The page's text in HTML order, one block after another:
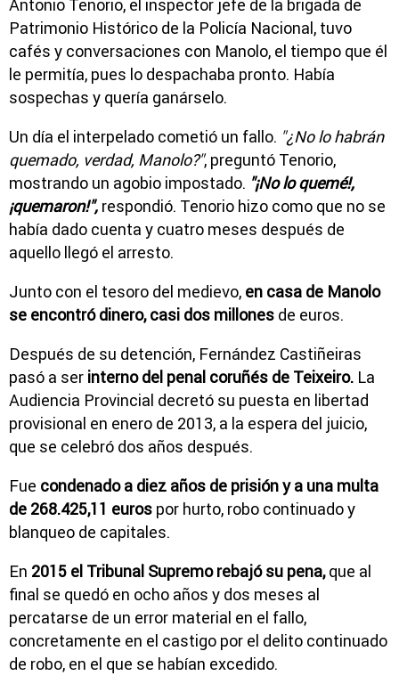
Antonio Tenorio, el inspector jefe de la brigada de
Patrimonio Histórico de la Policía Nacional, tuvo
cafés y conversaciones con Manolo, el tiempo que él
le permitía, pues lo despachaba pronto. Había
sospechas y quería ganárselo.
Un día el interpelado cometió un fallo. "¿No lo habrán
quemado, verdad, Manolo?", preguntó Tenorio,
mostrando un agobio impostado. "¡No lo quemé!,
¡quemaron!", respondió. Tenorio hizo como que no se
había dado cuenta y cuatro meses después de
aquello llegó el arresto.
Junto con el tesoro del medievo, en casa de Manolo
se encontró dinero, casi dos millones de euros.
Después de su detención, Fernández Castiñeiras
pasó a ser interno del penal coruñés de Teixeiro. La
Audiencia Provincial decretó su puesta en libertad
provisional en enero de 2013, a la espera del juicio,
que se celebró dos años después.
Fue condenado a diez años de prisión y a una multa
de 268.425,11 euros por hurto, robo continuado y
blanqueo de capitales.
En 2015 el Tribunal Supremo rebajó su pena,que al
final se quedó en ocho años y dos meses al
percatarse de un error material en el fallo,
concretamente en el castigo por el delito continuado
de robo, en el que se habían excedido.